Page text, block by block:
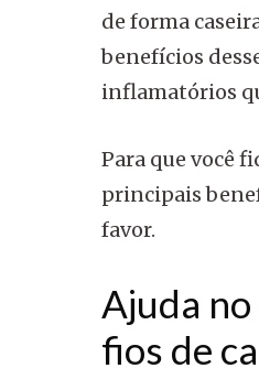
de forma
benefícios
inflamatórios
Para que você
principais
favor.
Ajuda
fios de